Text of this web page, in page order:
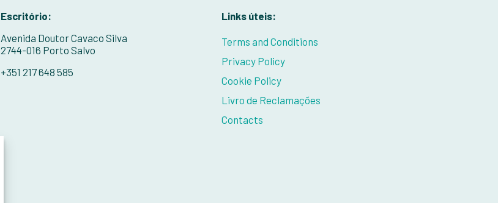
Escritório:
Avenida Doutor Cavaco Silva
2744-016 Porto Salvo
+351 217 648 585
Links úteis:
Terms and Conditions
Privacy Policy
Cookie Policy
Livro de Reclamações
Contacts